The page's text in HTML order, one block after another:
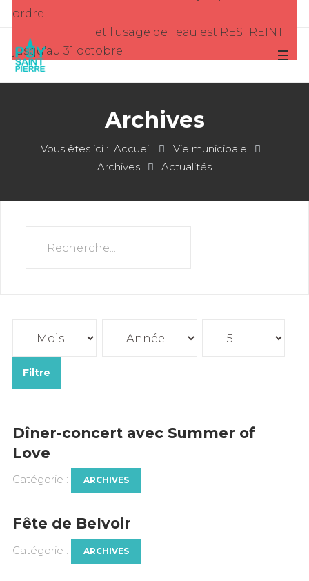
ordre
et l'usage de l'eau est RESTREINT
jusqu'au 31 octobre
Archives
Vous êtes ici : Accueil
Vie municipale
Archives
Actualités
Filtre
Dîner-concert avec Summer of
Love
Catégorie : ARCHIVES
Fête de Belvoir
Catégorie : ARCHIVES